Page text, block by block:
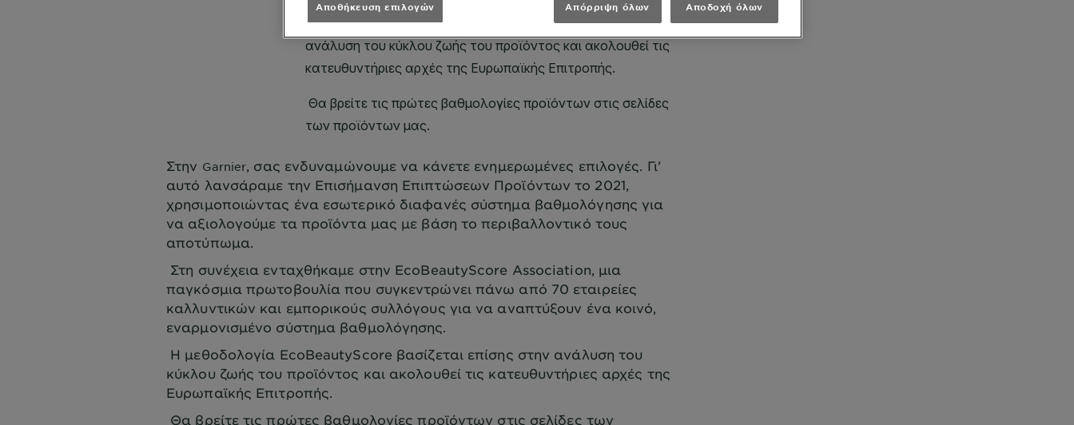
Στην Garnier, σας ενδυναμώνουμε να κάνετε ενημερωμένες επιλογές. Γι'
αυτό λανσάραμε την Επισήμανση Επιπτώσεων Προϊόντων το 2021,
χρησιμοποιώντας ένα εσωτερικό διαφανές σύστημα βαθμολόγησης για
να αξιολογούμε τα προϊόντα μας με βάση το περιβαλλοντικό τους
αποτύπωμα.
Στη συνέχεια ενταχθήκαμε στην EcoBeautyScore Association, μια
παγκόσμια πρωτοβουλία που συγκεντρώνει πάνω από 70 εταιρείες
καλλυντικών και εμπορικούς συλλόγους για να αναπτύξουν ένα κοινό,
εναρμονισμένο σύστημα βαθμολόγησης.
Η μεθοδολογία EcoBeautyScore βασίζεται επίσης στην ανάλυση του
κύκλου ζωής του προϊόντος και ακολουθεί τις κατευθυντήριες αρχές της
Ευρωπαϊκής Επιτροπής.
Θα βρείτε τις πρώτες βαθμολογίες προϊόντων στις σελίδες των
Αποθήκευση επιλογών Απόρριψη όλων Αποδοχή όλων